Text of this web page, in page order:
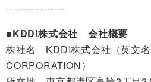
-----------------
■KDDI株式会社 会社概要
株社名 KDDI株式会社（英文
CORPORATION）